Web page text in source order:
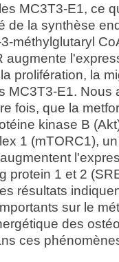
MC3T3-E1, ce
de la synthèse
méthylglutaryl
augmente
prolifération, la
MC3T3-E1. Nous
fois, que la
kinase B
1 (mTORC1),
protein 1 et 2
résultats
sur le
des
ces